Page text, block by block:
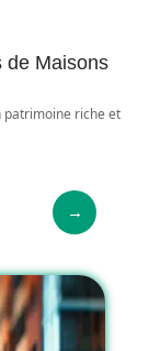
de Maisons
patrimoine riche et